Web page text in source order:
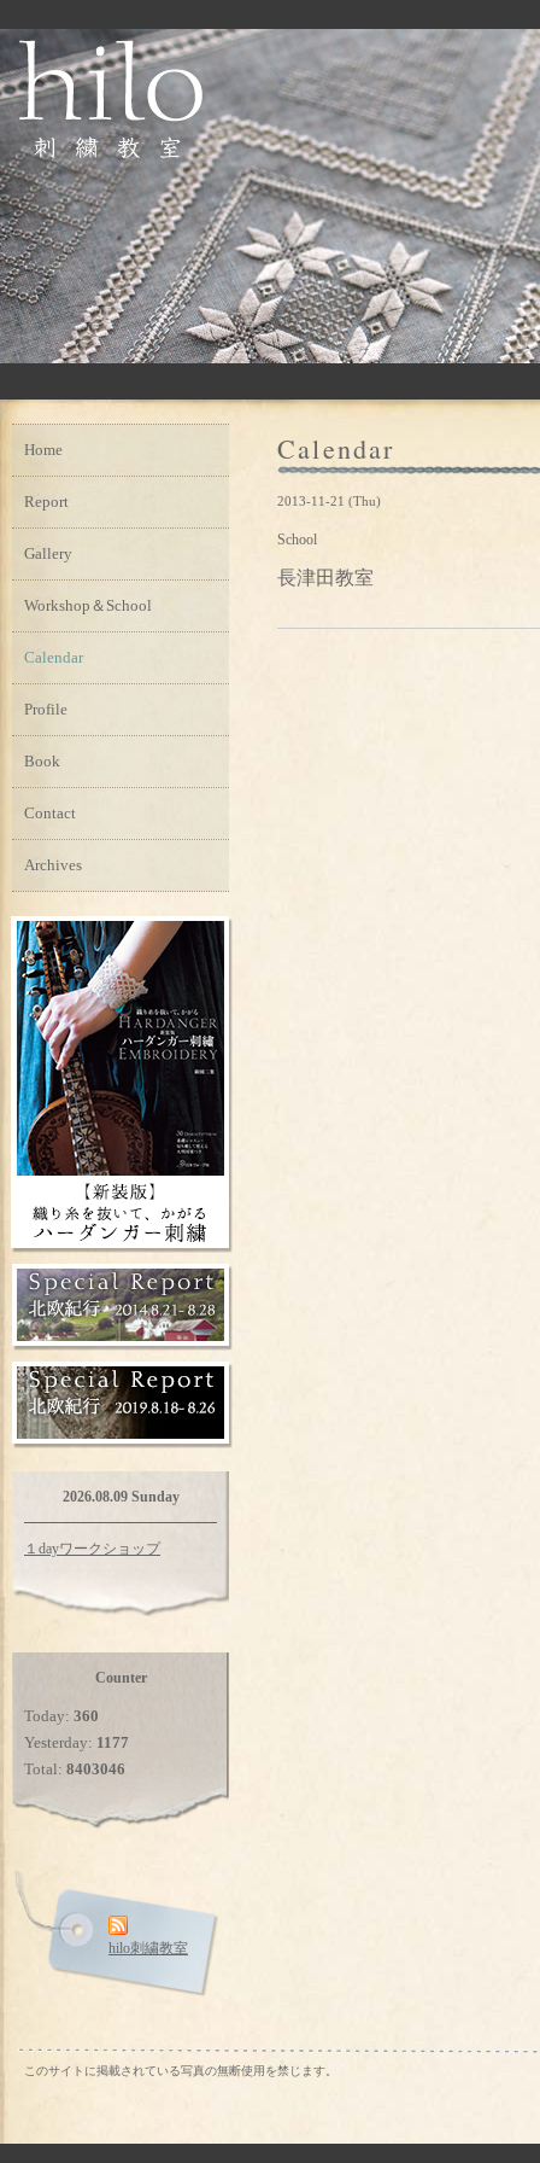
Calendar
2013-11-21 (Thu)
School
長津田教室
Home
Report
Gallery
Workshop＆School
Calendar
Profile
Book
Contact
Archives
2026.08.09 Sunday
１dayワークショップ
Counter
Today: 360
Yesterday: 1177
Total: 8403046
hilo刺繍教室
このサイトに掲載されている写真の無断使用を禁じます。